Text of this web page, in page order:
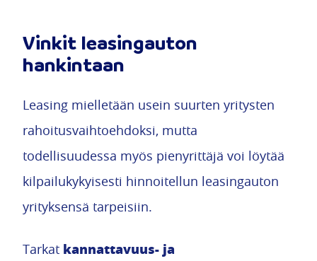
Vinkit leasingauton
hankintaan
Leasing mielletään usein suurten yritysten
rahoitusvaihtoehdoksi, mutta
todellisuudessa myös pienyrittäjä voi löytää
kilpailukykyisesti hinnoitellun leasingauton
yrityksensä tarpeisiin.
Tarkat kannattavuus- ja